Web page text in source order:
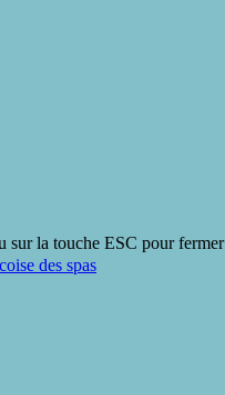
sur la touche ESC pour fermer